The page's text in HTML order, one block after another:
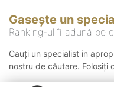
Gasește un
Ranking-ul îi adună pe
Cauți un specialist in
nostru de căutare. Folosiți